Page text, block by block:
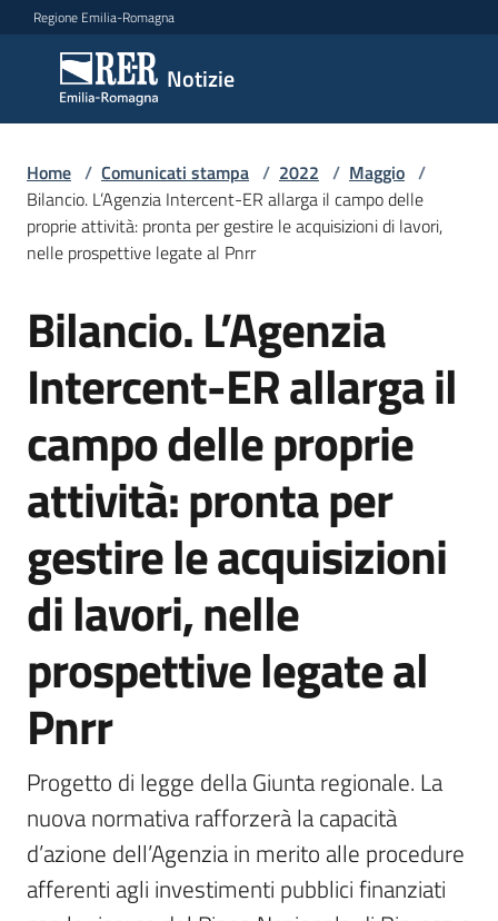
Vai al contenuto
Vai alla navigazione
Vai al footer
Regione Emilia-Romagna
Notizie
Notizie
Comunicati
stampa
Menu selezionato
Cerca
comunicato
Risorse
Agenzia
informazione
e
comunicazione
Seguici
su
Home / Comunicati stampa / 2022 / Maggio /
Bilancio. L’Agenzia Intercent-ER allarga il campo delle
proprie attività: pronta per gestire le acquisizioni di lavori,
nelle prospettive legate al Pnrr
Salta al contenuto
Bilancio. L’Agenzia
Intercent-ER allarga il
campo delle proprie
attività: pronta per
gestire le acquisizioni
di lavori, nelle
prospettive legate al
Pnrr
Progetto di legge della Giunta regionale. La
nuova normativa rafforzerà la capacità
d’azione dell’Agenzia in merito alle procedure
afferenti agli investimenti pubblici finanziati